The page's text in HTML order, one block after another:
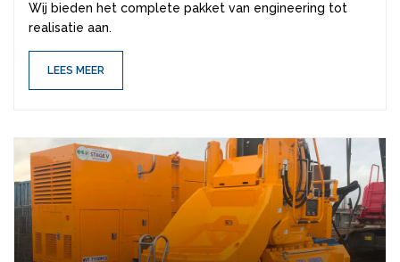
Wij bieden het complete pakket van engineering tot
realisatie aan.
LEES MEER